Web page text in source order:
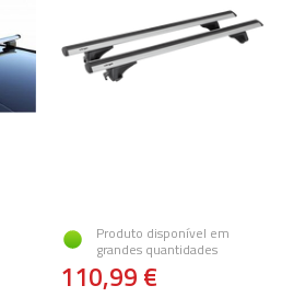
Produto disponível em
grandes quantidades
110,99 €